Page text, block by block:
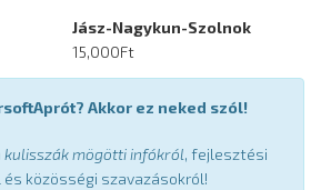
Jász-Nagykun-Szolnok
15,000Ft
Akkor ez neked szól!
kulisszák mögötti infókról, fejlesztési
közösségi szavazásokról!